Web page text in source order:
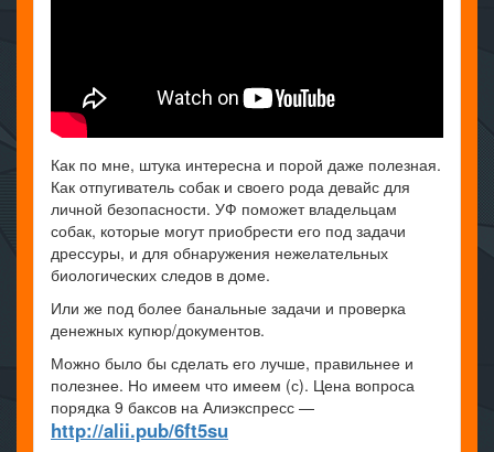
Как по мне, штука интересна и порой даже полезная.
Как отпугиватель собак и своего рода девайс для
личной безопасности. УФ поможет владельцам
собак, которые могут приобрести его под задачи
дрессуры, и для обнаружения нежелательных
биологических следов в доме.
Или же под более банальные задачи и проверка
денежных купюр/документов.
Можно было бы сделать его лучше, правильнее и
полезнее. Но имеем что имеем (с). Цена вопроса
порядка 9 баксов на Алиэкспресс —
http://alii.pub/6ft5su